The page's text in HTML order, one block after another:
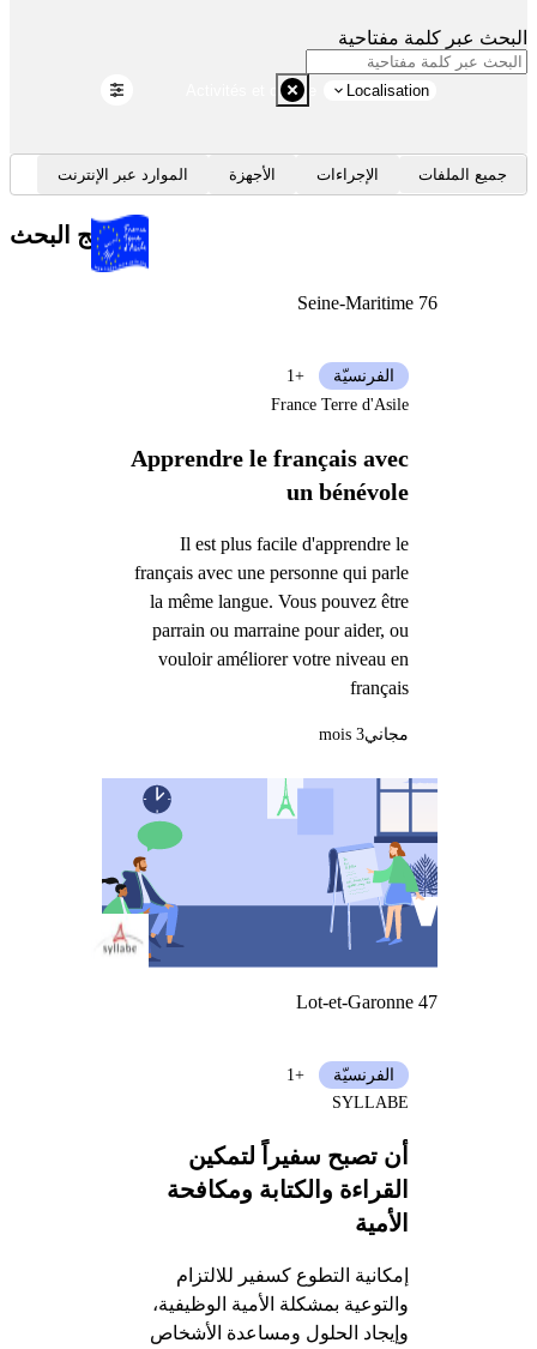
البحث عبر كلمة مفتاحية
Localisation
Activités et culture
جميع الملفات الإجراءات الأجهزة الموارد عبر الإنترنت
نتائج البحث
Seine-Maritime 76
Apprendre le français avec
un bénévole
Il est plus facile d'apprendre le
français avec une personne qui parle
la même langue. Vous pouvez être
parrain ou marraine pour aider, ou
vouloir améliorer votre niveau en
français
الفرنسيّة
+1
France Terre d'Asile
مجاني3 mois
Lot-et-Garonne 47
أن تصبح سفيراً لتمكين
القراءة والكتابة ومكافحة
الأمية
إمكانية التطوع كسفير للالتزام
والتوعية بمشكلة الأمية الوظيفية،
وإيجاد الحلول ومساعدة الأشخاص
الفرنسيّة
+1
SYLLABE